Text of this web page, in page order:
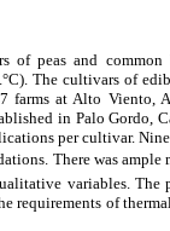
peas and common
The cultivars of
at Alto Viento,
in Palo Gordo,
per cultivar.
There was
variables. The
requirements of